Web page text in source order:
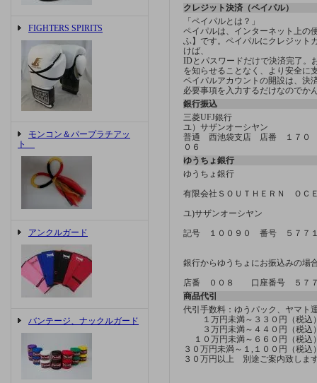
FIGHTERS SPIRITS
モンコン＆パープラチアッ
ト
アンクルガード
バンテージ、ナックルガード
クレジット決済（ペイパル）
「ペイパルとは？」
ペイパルは、インターネット上の
ふ】です。ペイパルにクレジット
けば、
IDとパスワードだけで決済完了。
を知らせることなく、より安全に
ペイパルアカウントの開設は、決
必要事項を入力するだけなのでか
銀行振込
三菱UFJ銀行
ユ）サザンオーシヤン
普通 西池袋支店 店番 １７０
０６
ゆうちょ銀行
ゆうちょ銀行
有限会社ＳＯＵＴＨＥＲＮ ＯＣ
ユ)サザンオーシヤン
記号 １００９０ 番号 ５７７
銀行からゆうちょにお振込みの場
店番 ００８ 口座番号 ５７７
商品代引
代引手数料：ゆうパック、ヤマ
１万円未満～３３０円（税込
３万円未満～４４０円（税込
１０万円未満～６６０円（税込
３０万円未満～１,１００円（税込
３０万円以上 別途ご案内致しま